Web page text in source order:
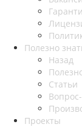
Полезно
Назад
Статьи
Проекты